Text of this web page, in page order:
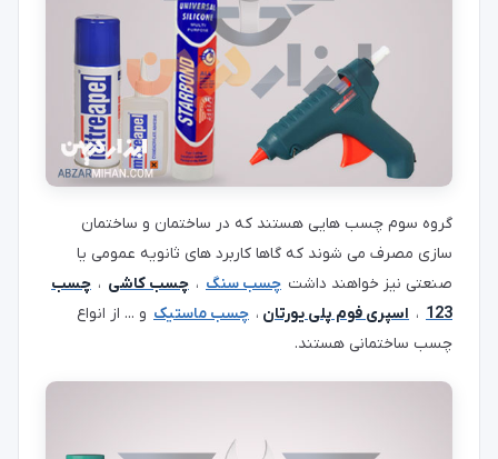
گروه سوم چسب هایی هستند که در ساختمان و ساختمان
سازی مصرف می شوند که گاها کاربرد های ثانویه عمومی یا
صنعتی نیز خواهند داشت چسب سنگ ، چسب کاشی ، چسب
123 ، اسپری فوم پلی یورتان ، چسب ماستیک و ... از انواع
چسب ساختمانی هستند.